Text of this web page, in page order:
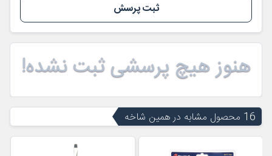
ثبت پرسش
هنوز هیچ پرسشی ثبت نشده!
16 محصول مشابه در همین شاخه